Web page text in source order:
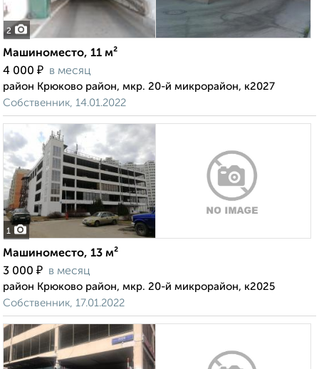
2
Машиноместо, 11 м²
4 000 ₽ в месяц
район Крюково район, мкр. 20-й микрорайон, к2027
Собственник, 14.01.2022
1
Машиноместо, 13 м²
3 000 ₽ в месяц
район Крюково район, мкр. 20-й микрорайон, к2025
Собственник, 17.01.2022